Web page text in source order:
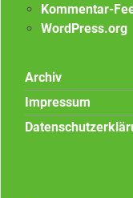
Kommentar-
WordPress.org
Archiv
Impressum